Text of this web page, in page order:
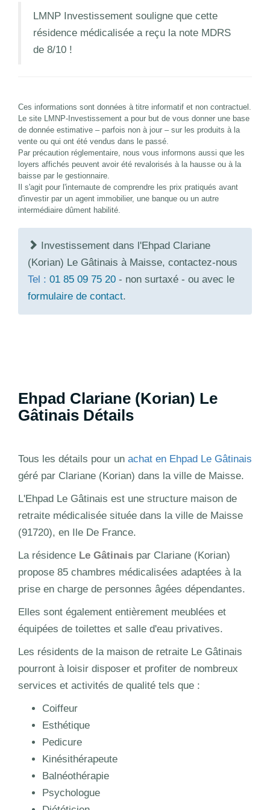
LMNP Investissement souligne que cette
résidence médicalisée a reçu la note MDRS
de 8/10 !
Ces informations sont données à titre informatif et non contractuel.
Le site LMNP-Investissement a pour but de vous donner une base
de donnée estimative – parfois non à jour – sur les produits à la
vente ou qui ont été vendus dans le passé.
Par précaution réglementaire, nous vous informons aussi que les
loyers affichés peuvent avoir été revalorisés à la hausse ou à la
baisse par le gestionnaire.
Il s'agit pour l'internaute de comprendre les prix pratiqués avant
d'investir par un agent immobilier, une banque ou un autre
intermédiaire dûment habilité.
Investissement dans l'Ehpad Clariane
(Korian) Le Gâtinais à Maisse, contactez-nous
Tel : 01 85 09 75 20 - non surtaxé - ou avec le
formulaire de contact.
Ehpad Clariane (Korian) Le
Gâtinais Détails
Tous les détails pour un achat en Ehpad Le Gâtinais
géré par Clariane (Korian) dans la ville de Maisse.
L'Ehpad Le Gâtinais est une structure maison de
retraite médicalisée située dans la ville de Maisse
(91720), en Ile De France.
La résidence Le Gâtinais par Clariane (Korian)
propose 85 chambres médicalisées adaptées à la
prise en charge de personnes âgées dépendantes.
Elles sont également entièrement meublées et
équipées de toilettes et salle d'eau privatives.
Les résidents de la maison de retraite Le Gâtinais
pourront à loisir disposer et profiter de nombreux
services et activités de qualité tels que :
Coiffeur
Esthétique
Pedicure
Kinésithérapeute
Balnéothérapie
Psychologue